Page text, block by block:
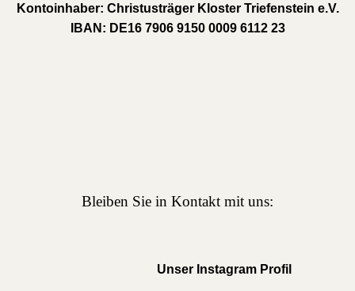
Kontoinhaber: Christusträger Kloster Triefenstein e.V.
IBAN: DE16 7906 9150 0009 6112 23
Bleiben Sie in Kontakt mit uns:
Unser Instagram Profil